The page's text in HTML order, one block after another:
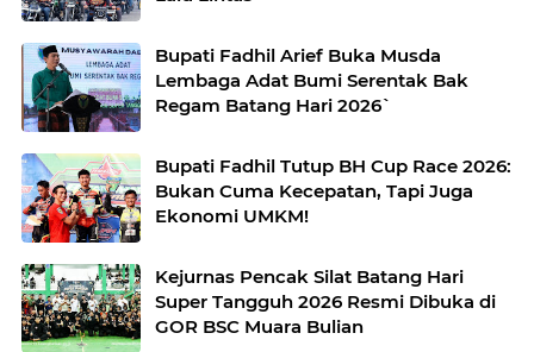
Bupati Fadhil Arief Buka Musda
Lembaga Adat Bumi Serentak Bak
Regam Batang Hari 2026`
Bupati Fadhil Tutup BH Cup Race 2026:
Bukan Cuma Kecepatan, Tapi Juga
Ekonomi UMKM!
Kejurnas Pencak Silat Batang Hari
Super Tangguh 2026 Resmi Dibuka di
GOR BSC Muara Bulian